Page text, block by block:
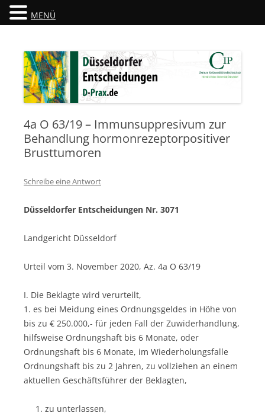
Düsseldorfer Entscheidungen
4a O 63/19 – Immunsuppresivum zur
Behandlung hormonrezeptorpositiver
Brusttumoren
Schreibe eine Antwort
Düsseldorfer Entscheidungen Nr. 3071
Landgericht Düsseldorf
Urteil vom 3. November 2020, Az. 4a O 63/19
I. Die Beklagte wird verurteilt,
1. es bei Meidung eines Ordnungsgeldes in Höhe von
bis zu € 250.000,- für jeden Fall der Zuwiderhandlung,
hilfsweise Ordnungshaft bis 6 Monate, oder
Ordnungshaft bis 6 Monate, im Wiederholungsfalle
Ordnungshaft bis zu 2 Jahren, zu vollziehen an einem
aktuellen Geschäftsführer der Beklagten,
zu unterlassen,
MENÜ